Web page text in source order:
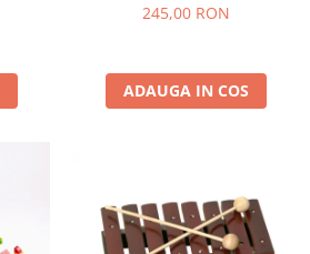
245,00 RON
ADAUGA IN COS